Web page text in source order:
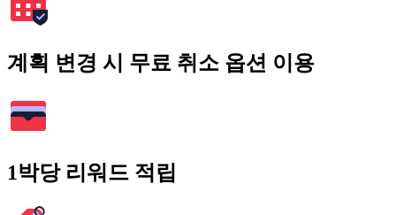
계획 변경 시 무료 취소 옵션 이용
1박당 리워드 적립